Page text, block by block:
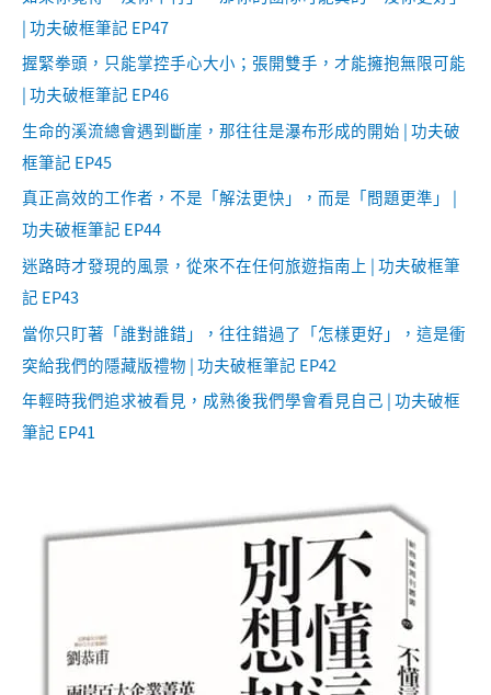
| 功夫破框筆記 EP47
握緊拳頭，只能掌控手心大小；張開雙手，才能擁抱無限可能
| 功夫破框筆記 EP46
生命的溪流總會遇到斷崖，那往往是瀑布形成的開始 | 功夫破
框筆記 EP45
真正高效的工作者，不是「解法更快」，而是「問題更準」 |
功夫破框筆記 EP44
迷路時才發現的風景，從來不在任何旅遊指南上 | 功夫破框筆
記 EP43
當你只盯著「誰對誰錯」，往往錯過了「怎樣更好」，這是衝
突給我們的隱藏版禮物 | 功夫破框筆記 EP42
年輕時我們追求被看見，成熟後我們學會看見自己 | 功夫破框
筆記 EP41